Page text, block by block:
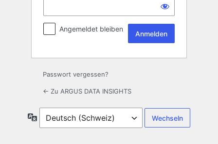
Angemeldet bleiben
Passwort vergessen?
← Zu ARGUS DATA INSIGHTS
Sprache